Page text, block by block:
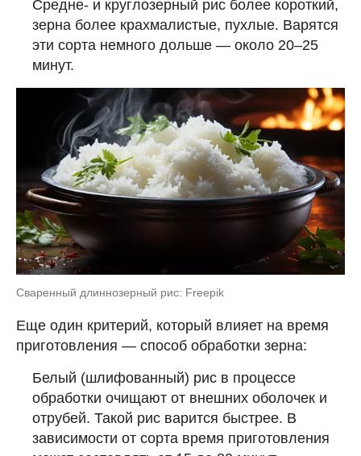
Средне- и круглозерный рис более короткий,
зерна более крахмалистые, пухлые. Варятся
эти сорта немного дольше — около 20–25
минут.
Сваренный длиннозерный рис: Freepik
Еще один критерий, который влияет на время
приготовления — способ обработки зерна:
Белый (шлифованный) рис в процессе
обработки очищают от внешних оболочек и
отрубей. Такой рис варится быстрее. В
зависимости от сорта время приготовления